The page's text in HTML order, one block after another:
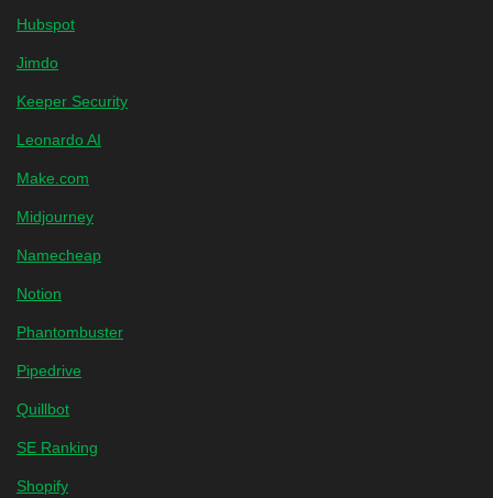
Hubspot
Jimdo
Keeper Security
Leonardo AI
Make.com
Midjourney
Namecheap
Notion
Phantombuster
Pipedrive
Quillbot
SE Ranking
Shopify